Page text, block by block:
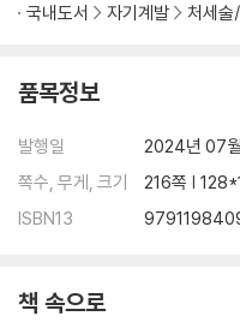
12 정확하게 발음하려는 생각을
CHAPTER 3 새로운 현실을 낳
01 새로운 현실을 만드는 메커니
03 가장 짧고 빠른 길로 가라 .
04 단계식 사고법 VS 결과선취
[비상식적인 영어 활용법 스텝 1]
국내도서 자기계발 처세술
품목정보
발행일
2024년 07
쪽수, 무게, 크기
216쪽 |
ISBN13
책 속으로